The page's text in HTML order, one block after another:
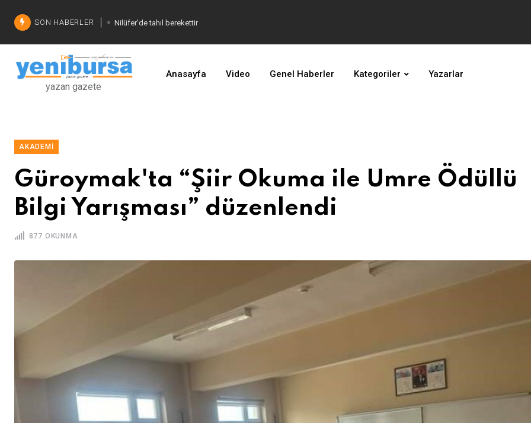
SON HABERLER Nilüfer'de tahıl berekettir
Şadi Özdemir'den çözüm
İşinizi geliştirin
yazan gazete
Anasayfa Video Genel Haberler Kategoriler Yazarlar
AKADEMI
Güroymak'ta “Şiir Okuma ile Umre Ödüllü
Bilgi Yarışması” düzenlendi
877 OKUNMA